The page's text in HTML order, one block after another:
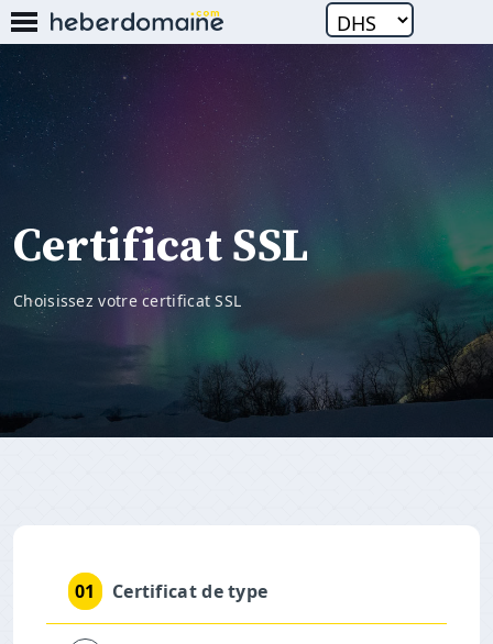
Certificat SSL
Choisissez votre certificat SSL
01 Certificat de type